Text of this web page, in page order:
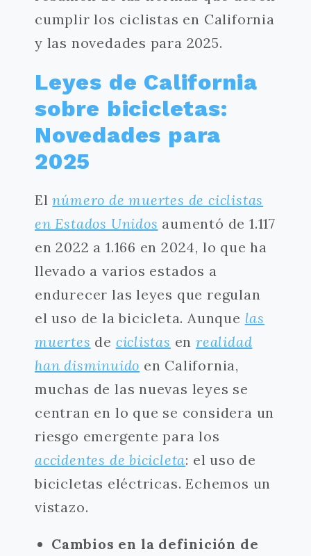
cumplir los ciclistas en California
y las novedades para 2025.
Leyes de California
sobre bicicletas:
Novedades para
2025
Elnúmero de muertes de ciclistas
en Estados Unidos aumentó de 1.117
en 2022 a 1.166 en 2024, lo que ha
llevado a varios estados a
endurecer las leyes que regulan
el uso de la bicicleta. Aunque las
muertes de ciclistas enrealidad
han disminuido en California,
muchas de las nuevas leyes se
centran en lo que se considera un
riesgo emergente para los
accidentes de bicicleta: el uso de
bicicletas eléctricas. Echemos un
vistazo.
Cambios en la definición de